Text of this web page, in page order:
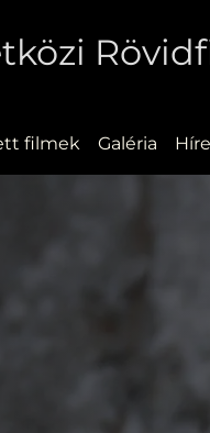
filmek Galéria